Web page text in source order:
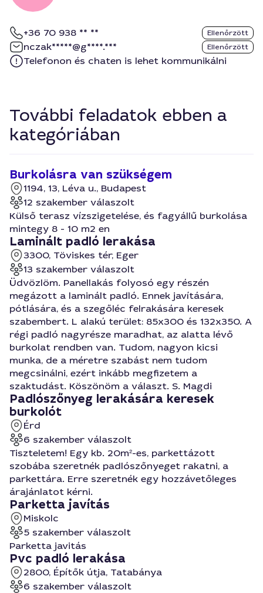
+36 70 938 ** ** Ellenőrzött
nczak*****@g****.*** Ellenőrzött
Telefonon és chaten is lehet kommunikálni
További feladatok ebben a
kategóriában
Burkolásra van szükségem
1194, 13, Léva u., Budapest
12 szakember válaszolt
Külső terasz vízszigetelése, és fagyállű burkolása
mintegy 8 - 10 m2 en
Laminált padló lerakása
3300, Töviskes tér, Eger
13 szakember válaszolt
Üdvözlöm. Panellakás folyosó egy részén
megázott a laminált padló. Ennek javítására,
pótlására, és a szegőléc felrakására keresek
szabembert. L alakú terület: 85x300 és 132x350. A
régi padló nagyrésze maradhat, az alatta lévő
burkolat rendben van. Tudom, nagyon kicsi
munka, de a méretre szabást nem tudom
megcsinálni, ezért inkább megfizetem a
szaktudást. Köszönöm a választ. S. Magdi
Padlószőnyeg lerakására keresek
burkolót
Érd
6 szakember válaszolt
Tiszteletem! Egy kb. 20m²-es, parkettázott
szobába szeretnék padlószőnyeget rakatni, a
parkettára. Erre szeretnék egy hozzávetőleges
árajánlatot kérni.
Parketta javítás
Miskolc
5 szakember válaszolt
Parketta javitás
Pvc padló lerakása
2800, Építők útja, Tatabánya
6 szakember válaszolt